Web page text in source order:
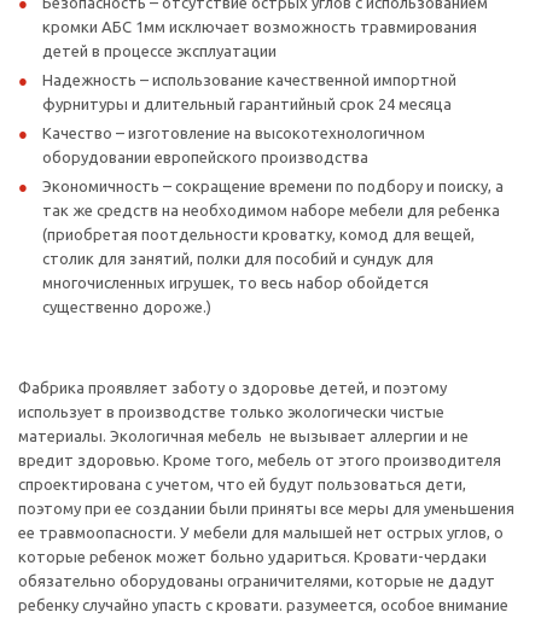
кромки АБС 1мм исключает возможность травмирования
детей в процессе эксплуатации
Надежность – использование качественной импортной
фурнитуры и длительный гарантийный срок 24 месяца
Качество – изготовление на высокотехнологичном
оборудовании европейского производства
Экономичность – сокращение времени по подбору и поиску, а
так же средств на необходимом наборе мебели для ребенка
(приобретая поотдельности кроватку, комод для вещей,
столик для занятий, полки для пособий и сундук для
многочисленных игрушек, то весь набор обойдется
существенно дороже.)
Фабрика проявляет заботу о здоровье детей, и поэтому
использует в производстве только экологически чистые
материалы. Экологичная мебель не вызывает аллергии и не
вредит здоровью. Кроме того, мебель от этого производителя
спроектирована с учетом, что ей будут пользоваться дети,
поэтому при ее создании были приняты все меры для уменьшения
ее травмоопасности. У мебели для малышей нет острых углов, о
которые ребенок может больно удариться. Кровати-чердаки
обязательно оборудованы ограничителями, которые не дадут
ребенку случайно упасть с кровати. разумеется, особое внимание